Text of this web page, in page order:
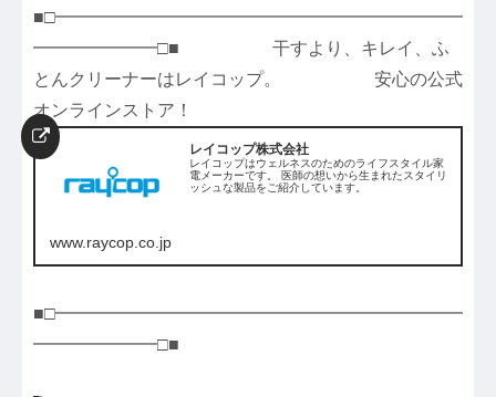
■□━━━━━━━━━━━━━━━━━━━━━━━
━━━━━━━□■ 干すより、キレイ、ふ
とんクリーナーはレイコップ。 安心の公式
オンラインストア！
レイコップ株式会社
レイコップはウェルネスのためのライフスタイル家
電メーカーです。 医師の想いから生まれたスタイリ
ッシュな製品をご紹介しています。
www.raycop.co.jp
■□━━━━━━━━━━━━━━━━━━━━━━━
━━━━━━━□■